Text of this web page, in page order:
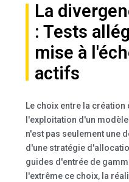
La
: Tests
mise à
actifs
Le choix entre la
l'exploitation d'un
n'est pas seulement une
d'une stratégie
guides d'entrée de
l'extrême ce choix, la